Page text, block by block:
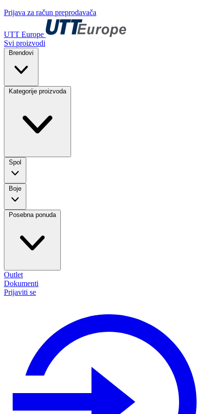
Prijava za račun preprodavača
UTT Europe
Svi proizvodi
Brendovi
Kategorije proizvoda
Spol
Boje
Posebna ponuda
Outlet
Dokumenti
Prijaviti se